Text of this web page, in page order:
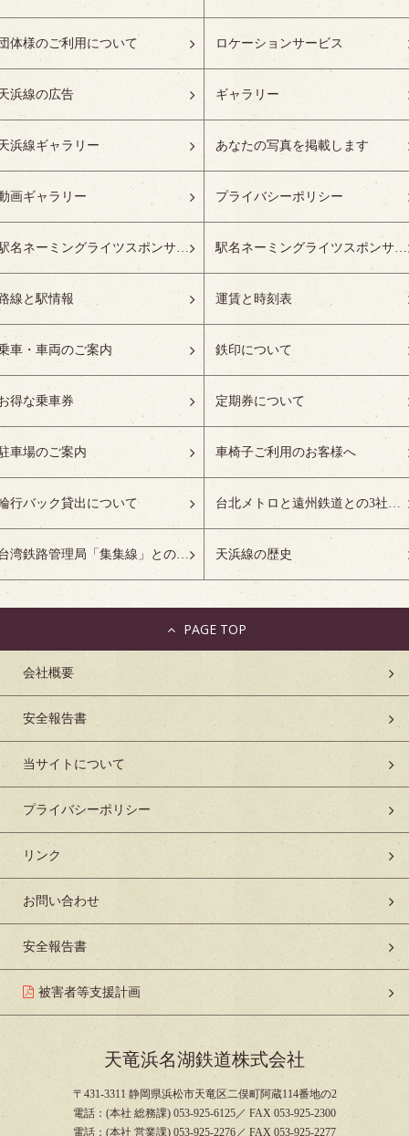
体様のご利用について ロケーションサービス
浜線の広告 ギャラリー
浜線ギャラリー あなたの写真を掲載します
画ギャラリー プライバシーポリシー
駅名ネーミングライツスポンサーの募集開始 駅名ネーミングライツスポンサー紹介
線と駅情報 運賃と時刻表
車・車両のご案内 鉄印について
得な乗車券 定期券について
車場のご案内 車椅子ご利用のお客様へ
行バック貸出について 台北メトロと遠州鉄道との3社友好協定について
台湾鉄路管理局「集集線」との姉妹鉄道協定について 天浜線の歴史
会社概要
安全報告書
当サイトについて
プライバシーポリシー
リンク
お問い合わせ
安全報告書
被害者等支援計画
天竜浜名湖鉄道株式会社
〒431-3311 静岡県浜松市天竜区二俣町阿蔵114番地の2
電話：(本社 総務課) 053-925-6125／ FAX 053-925-2300
電話：(本社 営業課) 053-925-2276／ FAX 053-925-2277
PAGE TOP